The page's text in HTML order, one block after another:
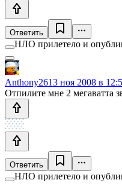
Ответить
НЛО прилетело и
Anthony2613 ноя 2008 в
Отпилите мне 2 мегаватта
Ответить
НЛО прилетело и